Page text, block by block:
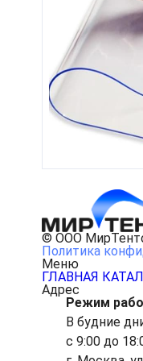
© ООО
Политика
Меню
ГЛАВНАЯ
Адрес
Режим
В будние
с 9:00 до